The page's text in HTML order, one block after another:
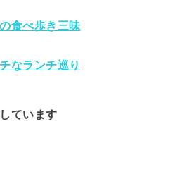
食べ歩き三味
なランチ巡り
ています